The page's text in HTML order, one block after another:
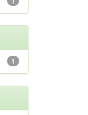
1